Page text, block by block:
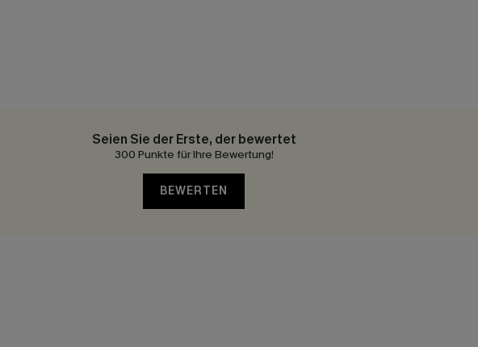
Seien Sie der Erste, der bewertet
300 Punkte für Ihre Bewertung!
BEWERTEN